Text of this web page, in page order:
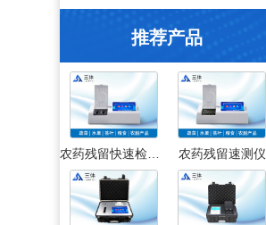
推荐产品
农药残留速测仪